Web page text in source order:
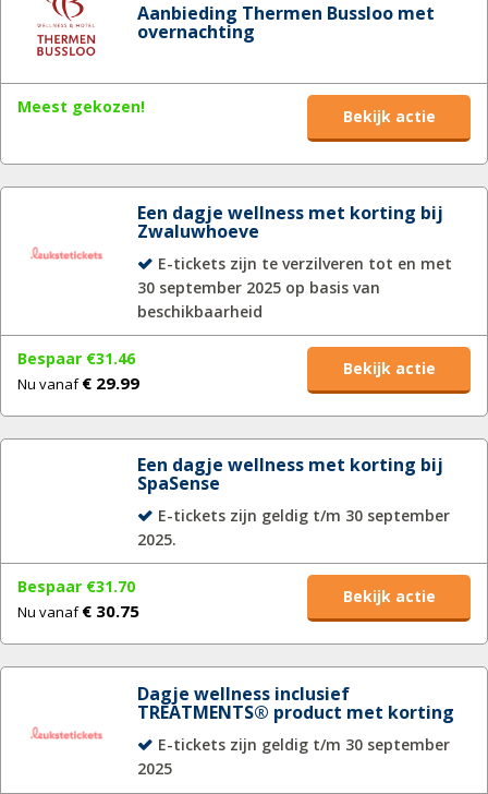
Aanbieding Thermen Bussloo met
overnachting
Meest gekozen! Bekijk actie
Een dagje wellness met korting bij
Zwaluwhoeve
E-tickets zijn te verzilveren tot en met
30 september 2025 op basis van
beschikbaarheid
Bespaar €31.46
Nu vanaf€ 29.99
Bekijk actie
Een dagje wellness met korting bij
SpaSense
E-tickets zijn geldig t/m 30 september
2025.
Bespaar €31.70
Nu vanaf€ 30.75
Bekijk actie
Dagje wellness inclusief
TREATMENTS® product met korting
E-tickets zijn geldig t/m 30 september
2025